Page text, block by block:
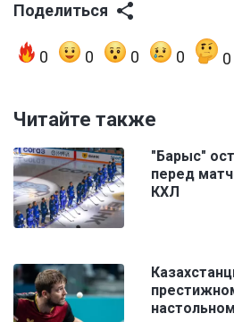
Поделиться
0 0 0 0 0
Читайте также
"Барыс"
перед
КХЛ